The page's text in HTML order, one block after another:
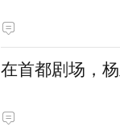
在首都剧场，